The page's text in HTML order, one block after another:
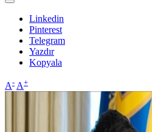
Linkedin
Pinterest
Telegram
Yazdır
Kopyala
A- A+